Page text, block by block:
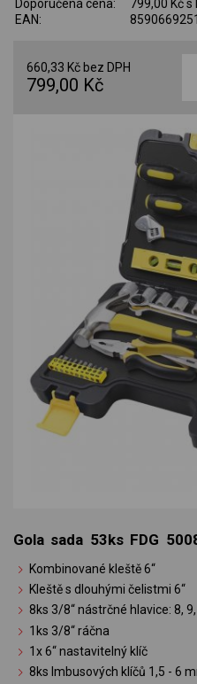
Doporučená cena:
799,00 Kč s
EAN:
660,33 Kč bez DPH
799,00 Kč
Gola sada 53ks FDG
Kombinované kleště 6“
Kleště s dlouhými čelistmi 6“
8ks 3/8“ nástrčné hlavice: 8,
1ks 3/8“ ráčna
1x 6“ nastavitelný klíč
8ks Imbusových klíčů 1,5 - 6